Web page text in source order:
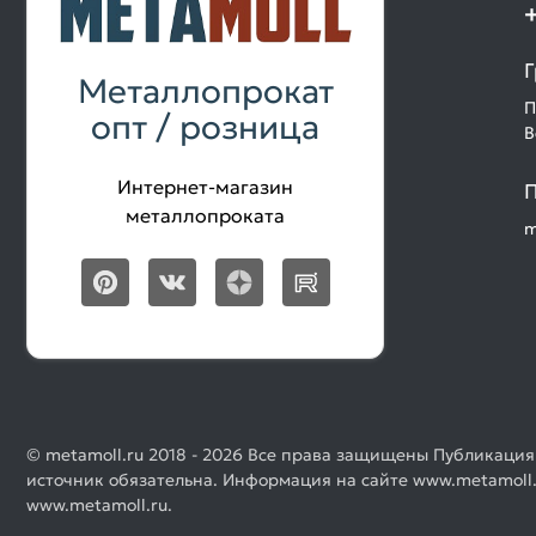
Металлопрокат
опт / розница
Интернет-магазин
металлопроката
© metamoll.ru 2018 - 2026 Все права защищены
источник обязательна. Информация на сайте
www.metamoll.ru.